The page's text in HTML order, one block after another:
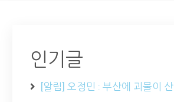
인기글
[알림] 오정민 : 부산에 괴물이 산